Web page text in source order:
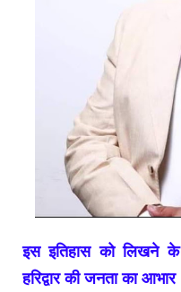
इस इतिहास को लिखने
हरिद्वार की जनता का